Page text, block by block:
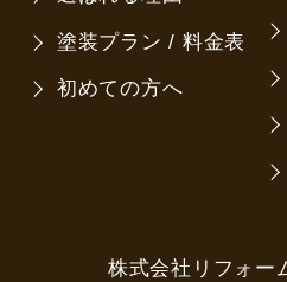
塗装プラン / 料金表
初めての方へ
株式会社リフォー